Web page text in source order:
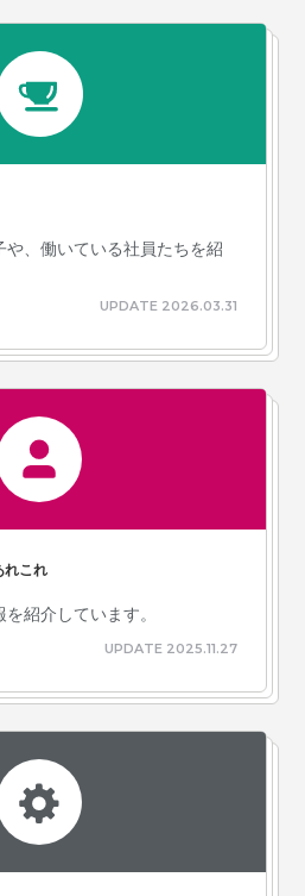
や、働いている社員たちを紹
UPDATE 2026.03.31
れこれ
紹介しています。
UPDATE 2025.11.27